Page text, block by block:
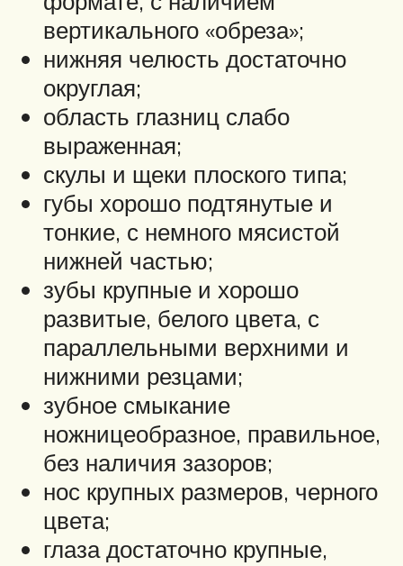
вертикального «обреза»;
нижняя челюсть достаточно
округлая;
область глазниц слабо
выраженная;
скулы и щеки плоского типа;
губы хорошо подтянутые и
тонкие, с немного мясистой
нижней частью;
зубы крупные и хорошо
развитые, белого цвета, с
параллельными верхними и
нижними резцами;
зубное смыкание
ножницеобразное, правильное,
без наличия зазоров;
нос крупных размеров, черного
цвета;
глаза достаточно крупные,